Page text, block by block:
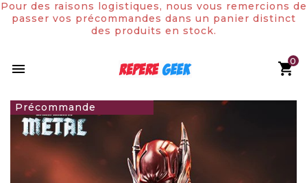

Pour des raisons logistiques, nous vous remercions de
passer vos précommandes dans un panier distinct
des produits en stock.
0
99,90 €